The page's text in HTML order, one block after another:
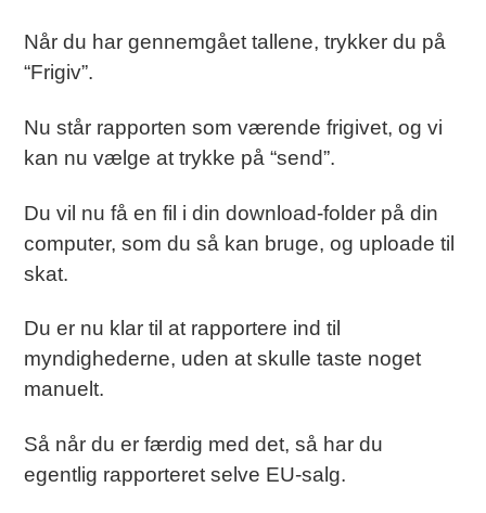
Når du har gennemgået tallene, trykker du på
“Frigiv”.
Nu står rapporten som værende frigivet, og vi
kan nu vælge at trykke på “send”.
Du vil nu få en fil i din download-folder på din
computer, som du så kan bruge, og uploade til
skat.
Du er nu klar til at rapportere ind til
myndighederne, uden at skulle taste noget
manuelt.
Så når du er færdig med det, så har du
egentlig rapporteret selve EU-salg.